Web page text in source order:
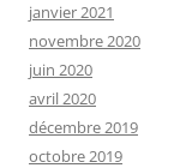
janvier 2021
novembre 2020
juin 2020
avril 2020
décembre 2019
octobre 2019